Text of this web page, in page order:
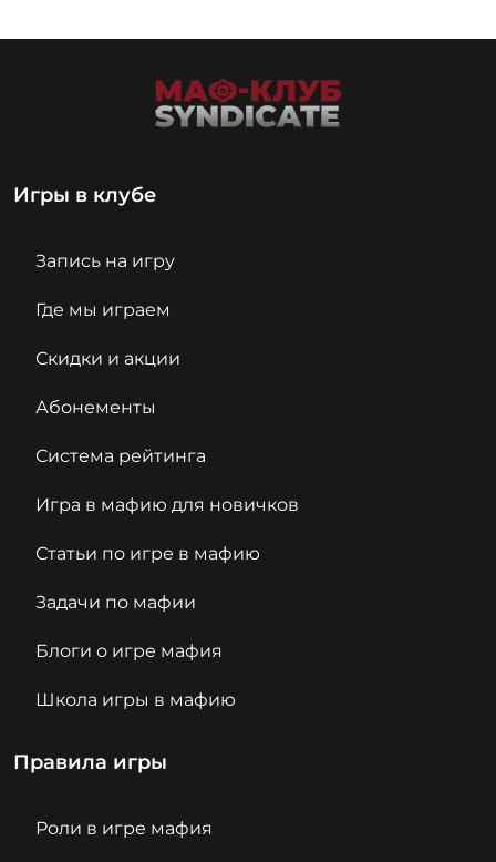
Игры в клубе
Запись на игру
Где мы играем
Скидки и акции
Абонементы
Система рейтинга
Игра в мафию для новичков
Статьи по игре в мафию
Задачи по мафии
Блоги о игре мафия
Школа игры в мафию
Правила игры
Роли в игре мафия